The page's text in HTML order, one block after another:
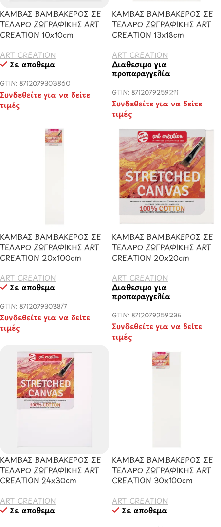
ΚΑΜΒΑΣ ΒΑΜΒΑΚΕΡΟΣ ΣΕ
ΤΕΛΑΡΟ ΖΩΓΡΑΦΙΚΗΣ ART
CREATION 10x10cm
ART CREATION
Σε απόθεμα
GTIN: 8712079303860
Συνδεθείτε για να δείτε
τιμές
ΚΑΜΒΑΣ ΒΑΜΒΑΚΕΡΟΣ ΣΕ
ΤΕΛΑΡΟ ΖΩΓΡΑΦΙΚΗΣ ART
CREATION 13x18cm
ART CREATION
Διαθέσιμο για
προπαραγγελία
GTIN: 8712079259211
Συνδεθείτε για να δείτε
τιμές
ΚΑΜΒΑΣ ΒΑΜΒΑΚΕΡΟΣ ΣΕ
ΤΕΛΑΡΟ ΖΩΓΡΑΦΙΚΗΣ ART
CREATION 20x100cm
ART CREATION
Σε απόθεμα
GTIN: 8712079303877
Συνδεθείτε για να δείτε
τιμές
ΚΑΜΒΑΣ ΒΑΜΒΑΚΕΡΟΣ ΣΕ
ΤΕΛΑΡΟ ΖΩΓΡΑΦΙΚΗΣ ART
CREATION 20x20cm
ART CREATION
Διαθέσιμο για
προπαραγγελία
GTIN: 8712079259235
Συνδεθείτε για να δείτε
τιμές
ΚΑΜΒΑΣ ΒΑΜΒΑΚΕΡΟΣ ΣΕ
ΤΕΛΑΡΟ ΖΩΓΡΑΦΙΚΗΣ ART
CREATION 24x30cm
ART CREATION
Σε απόθεμα
ΚΑΜΒΑΣ ΒΑΜΒΑΚΕΡΟΣ ΣΕ
ΤΕΛΑΡΟ ΖΩΓΡΑΦΙΚΗΣ ART
CREATION 30x100cm
ART CREATION
Σε απόθεμα